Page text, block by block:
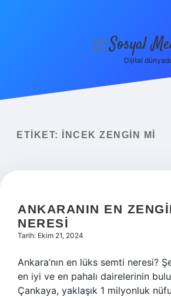
Yasal Uyarı
menüyüSosyal
Dijital
ETIKET: İNCEK ZENGIN MI
ANKARANIN EN
NERESI
Tarih: Ekim 21, 2024
Ankara’nın en lüks semti neresi?
en iyi ve en pahalı dairelerinin
Çankaya, yaklaşık 1 milyonluk